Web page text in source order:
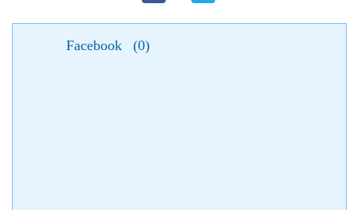
Facebook (0)